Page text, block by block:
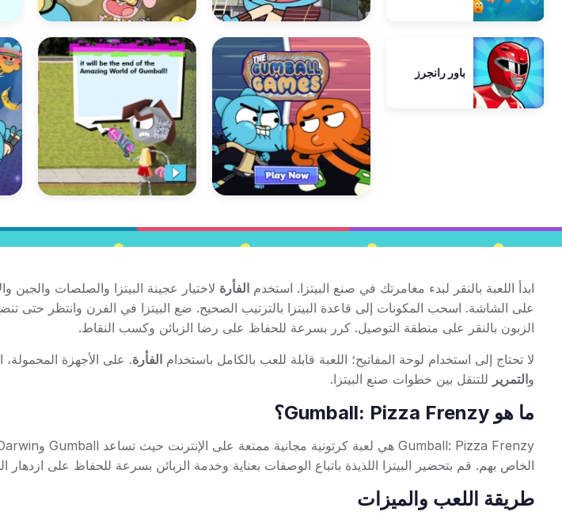
باور رانجرز
ابدأ اللعبة بالنقر لبدء مغامرتك في صنع البيتزا. استخدم الفأرة لاختيار عجينة البيتزا والصلصات والجبن
على الشاشة. اسحب المكونات إلى قاعدة البيتزا بالترتيب الصحيح. ضع البيتزا في الفرن وانتظر حتى
الزبون بالنقر على منطقة التوصيل. كرر بسرعة للحفاظ على رضا الزبائن وكسب النقاط.
لا تحتاج إلى استخدام لوحة المفاتيح؛ اللعبة قابلة للعب بالكامل باستخدام الفأرة. على الأجهزة المحمولة،
والتمرير للتنقل بين خطوات صنع البيتزا.
ما هو Gumball: Pizza Frenzy؟
الخاص بهم. قم بتحضير البيتزا اللذيذة باتباع الوصفات بعناية وخدمة الزبائن بسرعة للحفاظ على ازدهار
طريقة اللعب والميزات